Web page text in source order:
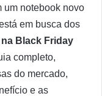
um notebook novo
em busca dos
Black Friday
completo,
do mercado,
e as